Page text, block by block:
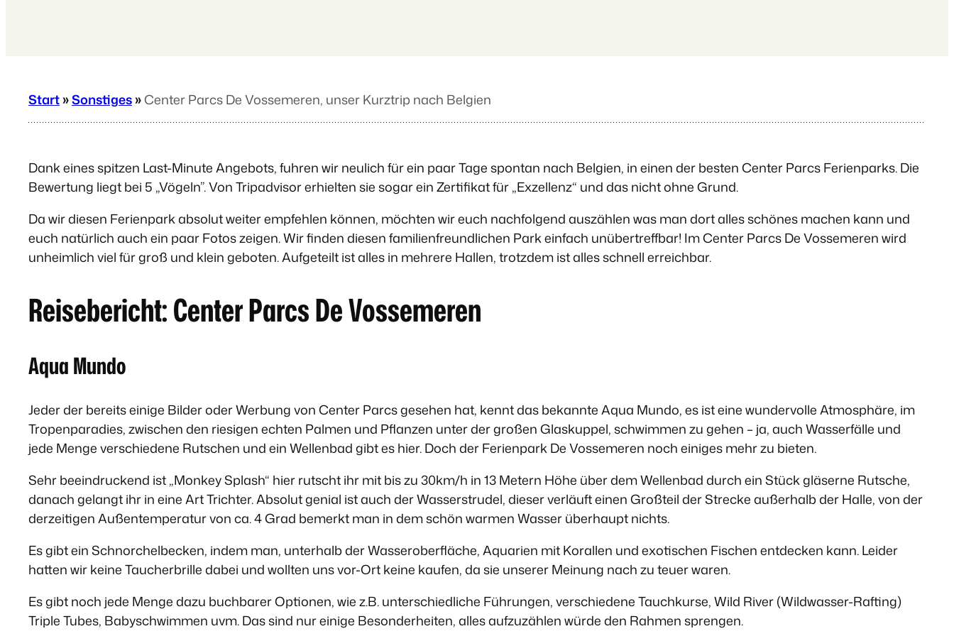
Start»Sonstiges»Center Parcs De Vossemeren, unser Kurztrip nach Belgien
Dank eines spitzen Last-Minute Angebots, fuhren wir neulich für ein paar Tage spontan nach Belgien, in einen der besten Center Parcs Ferienparks. Die
Bewertung liegt bei 5 „Vögeln”. Von Tripadvisor erhielten sie sogar ein Zertifikat für „Exzellenz“ und das nicht ohne Grund.
Da wir diesen Ferienpark absolut weiter empfehlen können, möchten wir euch nachfolgend auszählen was man dort alles schönes machen kann und
euch natürlich auch ein paar Fotos zeigen. Wir finden diesen familienfreundlichen Park einfach unübertreffbar! Im Center Parcs De Vossemeren wird
unheimlich viel für groß und klein geboten. Aufgeteilt ist alles in mehrere Hallen, trotzdem ist alles schnell erreichbar.
Reisebericht: Center Parcs De Vossemeren
Aqua Mundo
Jeder der bereits einige Bilder oder Werbung von Center Parcs gesehen hat, kennt das bekannte Aqua Mundo, es ist eine wundervolle Atmosphäre, im
Tropenparadies, zwischen den riesigen echten Palmen und Pflanzen unter der großen Glaskuppel, schwimmen zu gehen – ja, auch Wasserfälle und
jede Menge verschiedene Rutschen und ein Wellenbad gibt es hier. Doch der Ferienpark De Vossemeren noch einiges mehr zu bieten.
Sehr beeindruckend ist „Monkey Splash“ hier rutscht ihr mit bis zu 30km/h in 13 Metern Höhe über dem Wellenbad durch ein Stück gläserne Rutsche,
danach gelangt ihr in eine Art Trichter. Absolut genial ist auch der Wasserstrudel, dieser verläuft einen Großteil der Strecke außerhalb der Halle, von der
derzeitigen Außentemperatur von ca. 4 Grad bemerkt man in dem schön warmen Wasser überhaupt nichts.
Es gibt ein Schnorchelbecken, indem man, unterhalb der Wasseroberfläche, Aquarien mit Korallen und exotischen Fischen entdecken kann. Leider
hatten wir keine Taucherbrille dabei und wollten uns vor-Ort keine kaufen, da sie unserer Meinung nach zu teuer waren.
Es gibt noch jede Menge dazu buchbarer Optionen, wie z.B. unterschiedliche Führungen, verschiedene Tauchkurse, Wild River (Wildwasser-Rafting)
Triple Tubes, Babyschwimmen uvm. Das sind nur einige Besonderheiten, alles aufzuzählen würde den Rahmen sprengen.